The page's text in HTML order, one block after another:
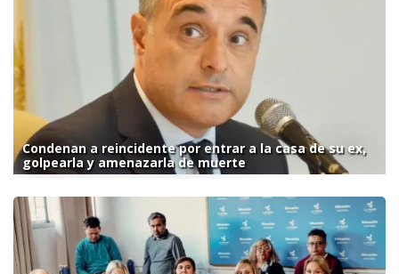
Condenan a reincidente por entrar a la casa de su ex,
golpearla y amenazarla de muerte